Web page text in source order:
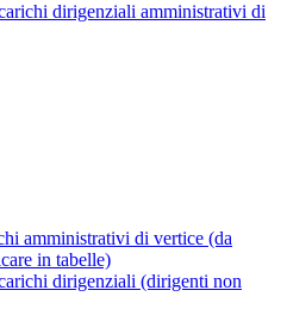
dirigenziali amministrativi di
amministrativi di vertice (da
in tabelle)
dirigenziali (dirigenti non